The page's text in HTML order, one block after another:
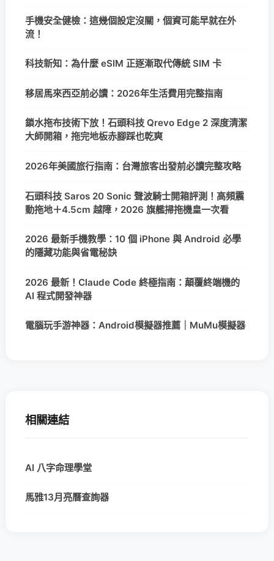
手機安全健檢：這幾個設定沒關，個資可能早就在外
流！
科技新知：為什麼 eSIM 正逐漸取代傳統 SIM 卡
移居馬來西亞前必讀：2026年生活費用完整指南
鎖水拖布技術下放！石頭科技 Qrevo Edge 2 深度清潔
大師開箱，拖完地板赤腳踩也乾爽
2026年美國旅行指南：台灣旅客出發前必讀完整攻略
石頭科技 Saros 20 Sonic 聲波騎士開箱評測！高頻震
動拖地＋4.5cm 越障，2026 旗艦掃拖機皇一次看
2026 最新手機教學：10 個 iPhone 與 Android 必學
的隱藏功能與省電秘訣
2026 最新！Claude Code 終極指南：顛覆終端機的
AI 程式開發神器
電腦玩手游神器：Android模擬器推薦｜MuMu模擬器
相關連結
AI 八字命理學堂
馬雅13月亮曆查詢器